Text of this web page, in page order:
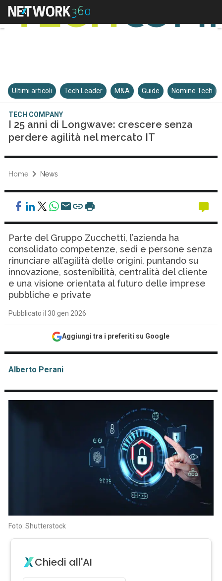
Ultimi articoli Tech Leader M&A Guide Nomine Tech
TECH COMPANY
I 25 anni di Longwave: crescere senza
perdere agilità nel mercato IT
Home News
Parte del Gruppo Zucchetti, l’azienda ha
consolidato competenze, sedi e persone senza
rinunciare all’agilità delle origini, puntando su
innovazione, sostenibilità, centralità del cliente
e una visione orientata al futuro delle imprese
pubbliche e private
Pubblicato il 30 gen 2026
Aggiungi tra i preferiti su Google
Alberto Perani
Foto: Shutterstock
Chiedi all'AI